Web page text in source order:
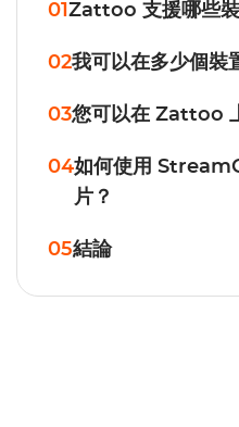
01 Zattoo 支援哪些裝
02我可以在多少個裝
03您可以在 Zattoo
04如何使用
片？
05結論